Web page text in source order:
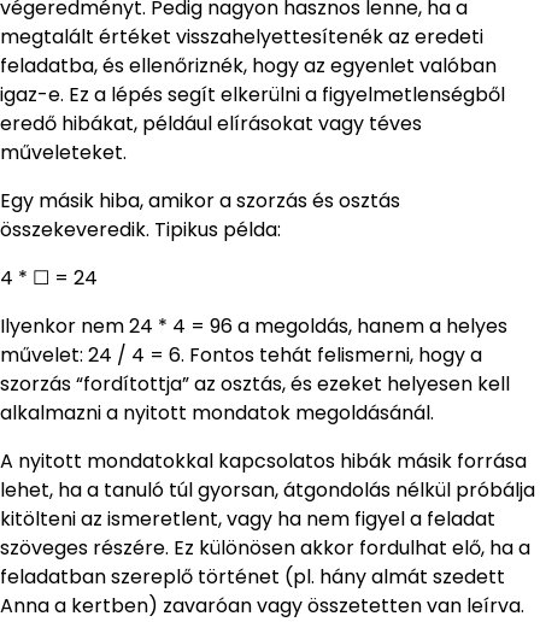
végeredményt. Pedig nagyon hasznos lenne, ha a
megtalált értéket visszahelyettesítenék az eredeti
feladatba, és ellenőriznék, hogy az egyenlet valóban
igaz-e. Ez a lépés segít elkerülni a figyelmetlenségből
eredő hibákat, például elírásokat vagy téves
műveleteket.
Egy másik hiba, amikor a szorzás és osztás
összekeveredik. Tipikus példa:
4 * ☐ = 24
Ilyenkor nem 24 * 4 = 96 a megoldás, hanem a helyes
művelet: 24 / 4 = 6. Fontos tehát felismerni, hogy a
szorzás “fordítottja” az osztás, és ezeket helyesen kell
alkalmazni a nyitott mondatok megoldásánál.
A nyitott mondatokkal kapcsolatos hibák másik forrása
lehet, ha a tanuló túl gyorsan, átgondolás nélkül próbálja
kitölteni az ismeretlent, vagy ha nem figyel a feladat
szöveges részére. Ez különösen akkor fordulhat elő, ha a
feladatban szereplő történet (pl. hány almát szedett
Anna a kertben) zavaróan vagy összetetten van leírva.